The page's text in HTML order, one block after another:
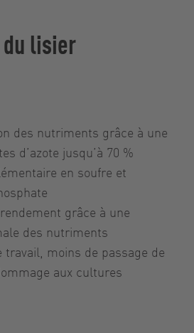
lisier
des nutriments grâce à une
d’azote jusqu’à 70 %
en soufre et
grâce à une
des nutriments
travail, moins de passage de
aux cultures